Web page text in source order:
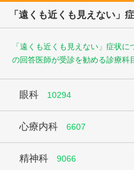
「遠くも近くも見えない」
「遠くも近くも見えない」症状
の回答医師が受診を勧める診療科
眼科 10294
心療内科 6607
精神科 9066